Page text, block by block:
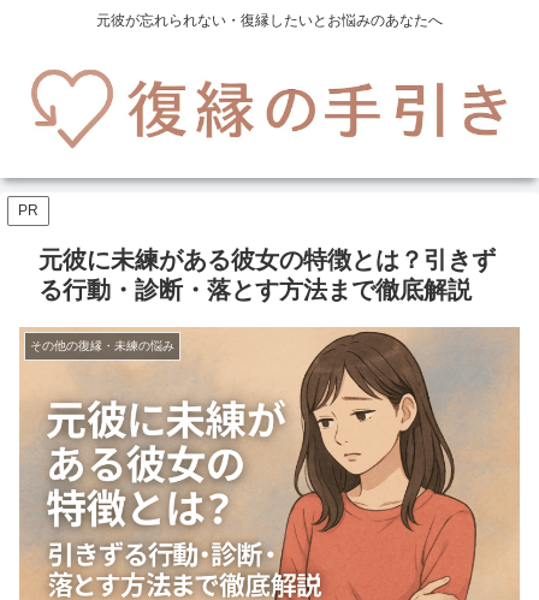
元彼が忘れられない・復縁したいとお悩みのあなたへ
PR
元彼に未練がある彼女の特徴とは？引きず
る行動・診断・落とす方法まで徹底解説
その他の復縁・未練の悩み